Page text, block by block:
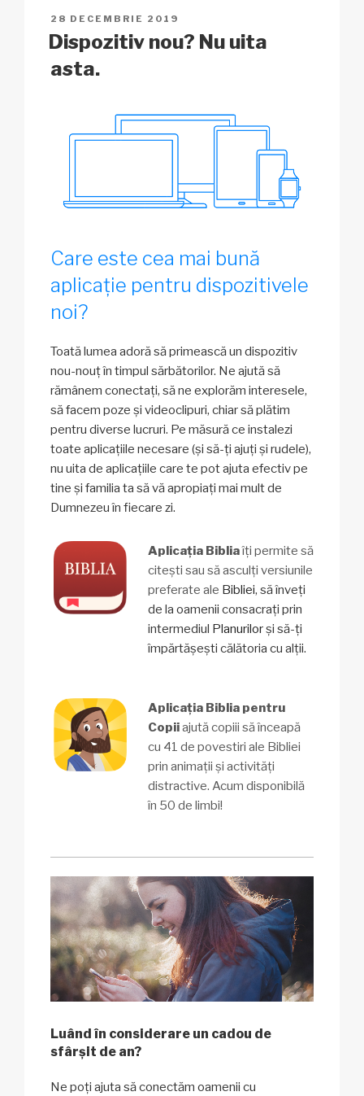
n
k
o
o
p
at
PUBLICAT
PE
28 DECEMBRIE 2019
Dispozitiv nou? Nu uita
asta.
Care este cea mai bună
aplicație pentru dispozitivele
noi?
Toată lumea adoră să primească un dispozitiv
nou-nouț în timpul sărbătorilor. Ne ajută să
rămânem conectați, să ne explorăm interesele,
să facem poze și videoclipuri, chiar să plătim
pentru diverse lucruri. Pe măsură ce instalezi
toate aplicațiile necesare (și să-ți ajuți și rudele),
nu uita de aplicațiile care te pot ajuta efectiv pe
tine și familia ta să vă apropiați mai mult de
Dumnezeu în fiecare zi.
Aplicația Bibliaîți permite să
citești sau să asculți versiunile
preferate ale Bibliei, să înveți
de la oamenii consacrați prin
intermediul Planurilorși să-ți
împărtășești călătoria cu alții.
Aplicația Biblia pentru
Copiiajută copiii să înceapă
cu 41 de povestiri ale Bibliei
prin animații și activități
distractive. Acum disponibilă
în 50 de limbi!
Luând în considerare un cadou de
sfârșit de an?
Ne poți ajuta să conectăm oamenii cu